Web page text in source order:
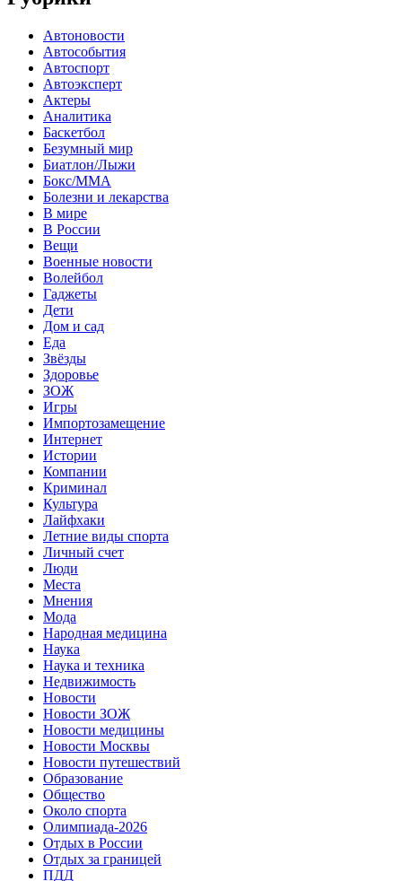
Автоновости
Автособытия
Автоспорт
Автоэксперт
Актеры
Аналитика
Баскетбол
Безумный мир
Биатлон/Лыжи
Бокс/MMA
Болезни и лекарства
В мире
В России
Вещи
Военные новости
Волейбол
Гаджеты
Дети
Дом и сад
Еда
Звёзды
Здоровье
ЗОЖ
Игры
Импортозамещение
Интернет
Истории
Компании
Криминал
Культура
Лайфхаки
Летние виды спорта
Личный счет
Люди
Места
Мнения
Мода
Народная медицина
Наука
Наука и техника
Недвижимость
Новости
Новости ЗОЖ
Новости медицины
Новости Москвы
Новости путешествий
Образование
Общество
Около спорта
Олимпиада-2026
Отдых в России
Отдых за границей
ПДД